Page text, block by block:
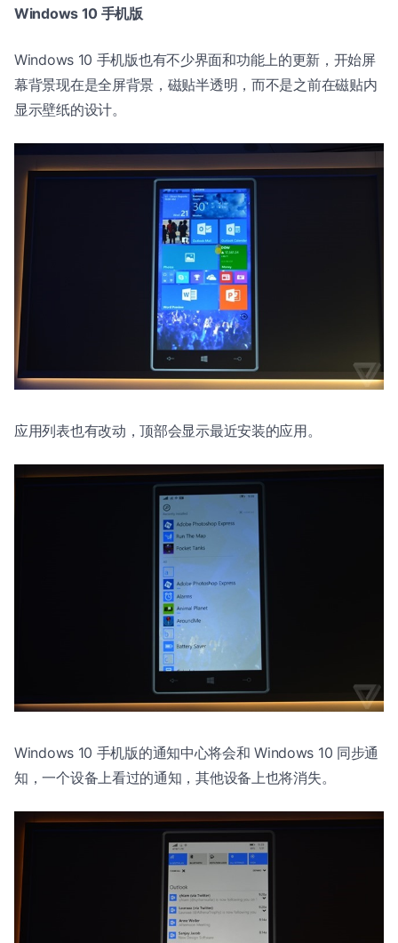
Windows 10 手机版
Windows 10 手机版也有不少界面和功能上的更新，开始屏
幕背景现在是全屏背景，磁贴半透明，而不是之前在磁贴内
显示壁纸的设计。
应用列表也有改动，顶部会显示最近安装的应用。
Windows 10 手机版的通知中心将会和 Windows 10 同步通
知，一个设备上看过的通知，其他设备上也将消失。